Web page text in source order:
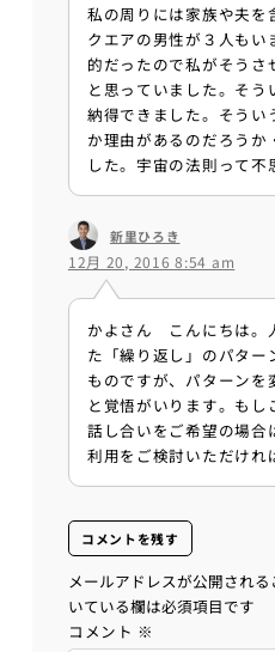
私の周りには家族や夫を
クエアの男性が３人も
的だったので私がそう
と思っていました。そう
納得できました。そうい
か理由があるのだろうか
した。宇宙の法則って不
新里ひろき
12月 20, 2016 8:54 am
かよさん こんにちは。
た「繰り返し」のパター
ものですが、パターン
と覚悟がいります。も
話し合いをご希望の場合
利用をご検討いただけれ
コメントを残す
メールアドレスが公開される
いている欄は必須項目です
コメント ※